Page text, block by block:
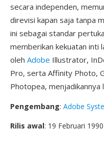
secara independen,
direvisi kapan saja tanpa
ini sebagai standar
memberikan kekuatan inti
oleh Adobe Illustrator,
Pro, serta Affinity Photo,
Photopea, menjadikannya
Pengembang: Adobe
Rilis awal: 19 Februari 1990